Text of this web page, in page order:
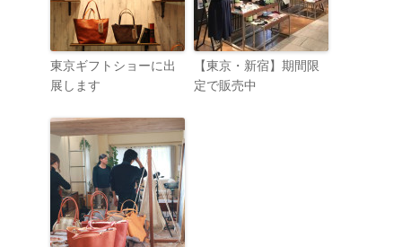
東京ギフトショーに出
展します
【東京・新宿】期間限
定で販売中